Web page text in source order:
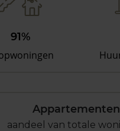
91%
Appartementen
aandeel van totale